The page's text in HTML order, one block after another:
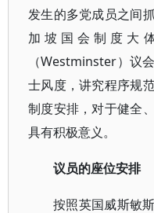
发生的多党成员之间
加坡国会制度大
（Westminster）议
士风度，讲究程序规
制度安排，对于健全
具有积极意义。
议员的座位安排
按照英国威斯敏